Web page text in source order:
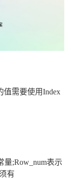
值需要使用Index
;Row_num表示
有